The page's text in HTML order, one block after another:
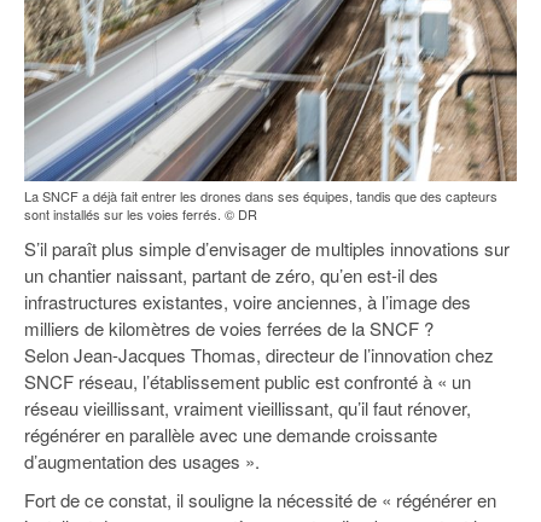
La SNCF a déjà fait entrer les drones dans ses équipes, tandis que des capteurs
sont installés sur les voies ferrés. © DR
S’il paraît plus simple d’envisager de multiples innovations sur
un chantier naissant, partant de zéro, qu’en est-il des
infrastructures existantes, voire anciennes, à l’image des
milliers de kilomètres de voies ferrées de la SNCF ?
Selon Jean-Jacques Thomas, directeur de l’innovation chez
SNCF réseau, l’établissement public est confronté à « un
réseau vieillissant, vraiment vieillissant, qu’il faut rénover,
régénérer en parallèle avec une demande croissante
d’augmentation des usages ».
Fort de ce constat, il souligne la nécessité de « régénérer en